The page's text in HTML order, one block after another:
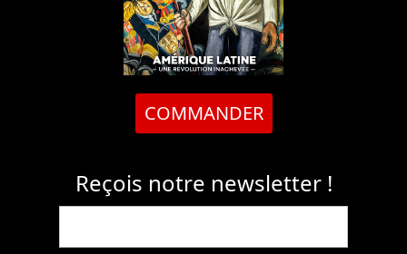
COMMANDER
Reçois notre newsletter !